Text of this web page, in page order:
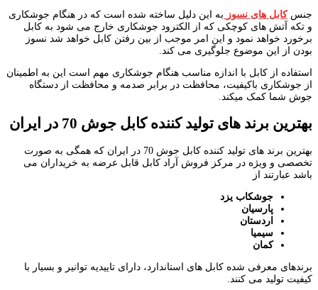
جنسکابل های نسوز به این دلیل ساخته شده است که در هنگام جوشکاری
و تکه آتش های کوچکی که از الکترود جوشکاری خارج می شود به کابل
برخورد خواهد نمود و این امر موجب از بین رفتن کابل خواهد شد نسوز
بودن از این موضوع جلوگیری می کند.
استفاده از کابل با اندازه مناسب هنگام جوشکاری مهم است این به اطمینان
از جوشکاری باکیفیت، محافظت در برابر صدمه و محافظت از دستگاه
جوش شما کمک میکند.
بهترین برند های تولید کننده کابل جوش 70 در ایران
بهترین برند های تولید کننده کابل جوش 70 در ایران که همگی به صورت
تخصصی و ویژه در مرکز فروش آراد کابل قابل عرضه به خریداران می
باشد عبارتند از
جوشکاب یزد
پارسیان
اردستان
سیمیا
کمان
برندهای معرفی شده کابل های استاندارد، دارای تاییدیه توانیر و بسیار با
کیفیت تولید می کنند.